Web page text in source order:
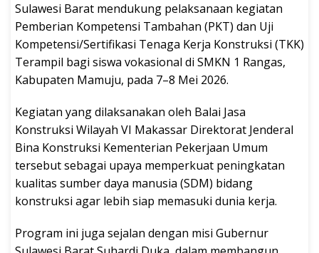
Sulawesi Barat mendukung pelaksanaan kegiatan
Pemberian Kompetensi Tambahan (PKT) dan Uji
Kompetensi/Sertifikasi Tenaga Kerja Konstruksi (TKK)
Terampil bagi siswa vokasional di SMKN 1 Rangas,
Kabupaten Mamuju, pada 7–8 Mei 2026.
Kegiatan yang dilaksanakan oleh Balai Jasa
Konstruksi Wilayah VI Makassar Direktorat Jenderal
Bina Konstruksi Kementerian Pekerjaan Umum
tersebut sebagai upaya memperkuat peningkatan
kualitas sumber daya manusia (SDM) bidang
konstruksi agar lebih siap memasuki dunia kerja.
Program ini juga sejalan dengan misi Gubernur